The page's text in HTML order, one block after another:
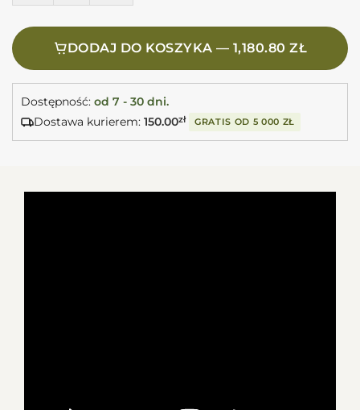
DODAJ DO KOSZYKA — 1,180.80 ZŁ
Dostępność: od 7 - 30 dni.
Dostawa kurierem: 150.00zł GRATIS OD 5 000 ZŁ